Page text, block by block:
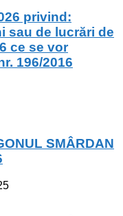
privind:
sau de lucrări de
ce se vor
196/2016
SMÂRDAN